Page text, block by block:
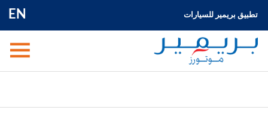
EN تطبيق بريمير للسيارات